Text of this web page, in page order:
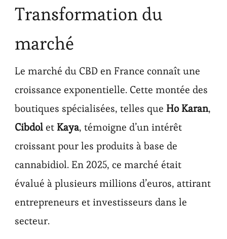
Transformation du
marché
Le marché du CBD en France connaît une
croissance exponentielle. Cette montée des
boutiques spécialisées, telles que Ho Karan,
Cibdolet Kaya, témoigne d’un intérêt
croissant pour les produits à base de
cannabidiol. En 2025, ce marché était
évalué à plusieurs millions d’euros, attirant
entrepreneurs et investisseurs dans le
secteur.